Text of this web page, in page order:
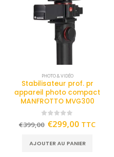
PHOTO & VIDÉO
Stabilisateur prof. pr
appareil photo compact
MANFROTTO MVG300
out of 5
€399,00 €299,00 TTC
AJOUTER AU PANIER